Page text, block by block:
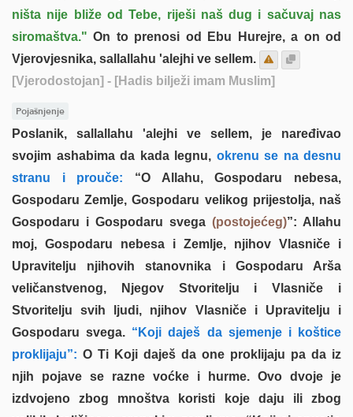
ništa nije bliže od Tebe, riješi naš dug i sačuvaj nas
siromaštva." On to prenosi od Ebu Hurejre, a on od
Vjerovjesnika, sallallahu 'alejhi ve sellem.
[Vjerodostojan] - [Hadis bilježi imam Muslim]
Pojašnjenje
Poslanik, sallallahu 'alejhi ve sellem, je naređivao
svojim ashabima da kada legnu, okrenu se na desnu
stranu i prouče: “O Allahu, Gospodaru nebesa,
Gospodaru Zemlje, Gospodaru velikog prijestolja, naš
Gospodaru i Gospodaru svega (postojećeg)”: Allahu
moj, Gospodaru nebesa i Zemlje, njihov Vlasniče i
Upravitelju njihovih stanovnika i Gospodaru Arša
veličanstvenog, Njegov Stvoritelju i Vlasniče i
Stvoritelju svih ljudi, njihov Vlasniče i Upravitelju i
Gospodaru svega. “Koji daješ da sjemenje i koštice
proklijaju”: O Ti Koji daješ da one proklijaju pa da iz
njih pojave se razne voćke i hurme. Ovo dvoje je
izdvojeno zbog mnoštva koristi koje daju ili zbog